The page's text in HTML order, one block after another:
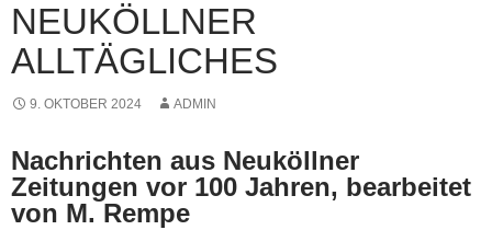
NEUKÖLLNER
ALLTÄGLICHES
9. OKTOBER 2024 ADMIN
Nachrichten aus Neuköllner
Zeitungen vor 100 Jahren, bearbeitet
von M. Rempe